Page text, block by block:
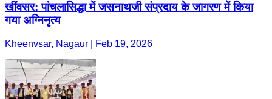
खींवसर: पांचलासिद्धा में जसनाथजी संप्रदाय के जागरण में किया
गया अग्निनृत्य
Kheenvsar, Nagaur | Feb 19, 2026